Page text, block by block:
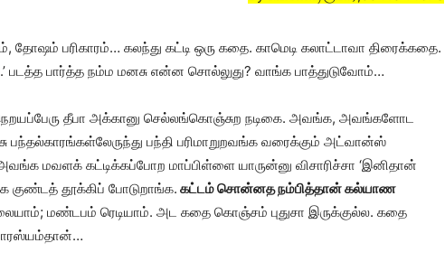
பரிகாரம்… கலந்து கட்டி ஒரு கதை. காமெடி கலாட்டாவா திரைக்கதை.
.’ படத்த பார்த்த நம்ம மனசு என்ன சொல்லுது? வாங்க பாத்துடுவோம்…
தீபா அக்கானு செல்லங்கொஞ்சுற நடிகை. அவங்க, அவங்களோட
பந்தல்காரங்கள்லேருந்து பந்தி பரிமாறுறவங்க வரைக்கும் அட்வான்ஸ்
மவளக் கட்டிக்கப்போற மாப்பிள்ளை யாருன்னு விசாரிச்சா ‘இனிதான்
குண்டத் தூக்கிப் போடுறாங்க. கட்டம் சொன்னத நம்பித்தான் கல்யாண
மண்டபம் ரெடியாம். அட கதை கொஞ்சம் புதுசா இருக்குல்ல. கதை